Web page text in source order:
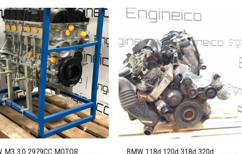
M3 3.0 2979CC MOTOR
BMW 118d 120d 318d 320d